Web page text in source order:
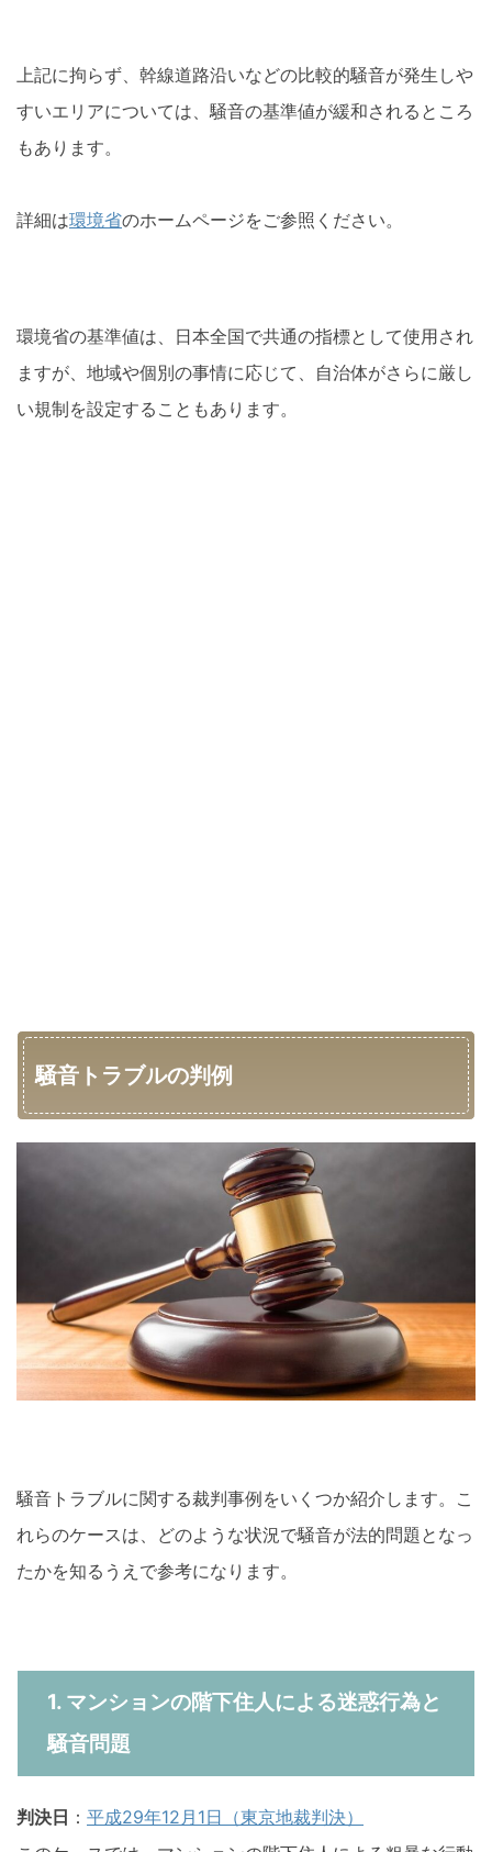
上記に拘らず、幹線道路沿いなどの比較的騒音が発生しや
すいエリアについては、騒音の基準値が緩和されるところ
もあります。
詳細は環境省のホームページをご参照ください。
環境省の基準値は、日本全国で共通の指標として使用され
ますが、地域や個別の事情に応じて、自治体がさらに厳し
い規制を設定することもあります。
騒音トラブルの判例
騒音トラブルに関する裁判事例をいくつか紹介します。こ
れらのケースは、どのような状況で騒音が法的問題となっ
たかを知るうえで参考になります。
1. マンションの階下住人による迷惑行為と
騒音問題
判決日 ： 平成29年12月1日（東京地裁判決）